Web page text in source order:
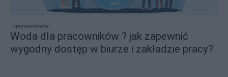
sponsorowane
Woda dla pracowników ? jak zapewnić
wygodny dostęp w biurze i zakładzie pracy?